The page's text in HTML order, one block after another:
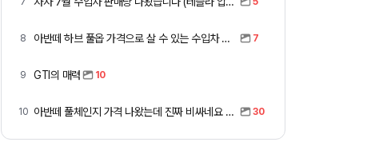
8 아반떼 하브 풀옵 가격으로 살 수 있는 수입차 모아봤습니다 (중고 포함) 7
9 GTI의 매력 10
10 아반떼 풀체인지 가격 나왔는데 진짜 비싸네요 ㅎㅎ 30